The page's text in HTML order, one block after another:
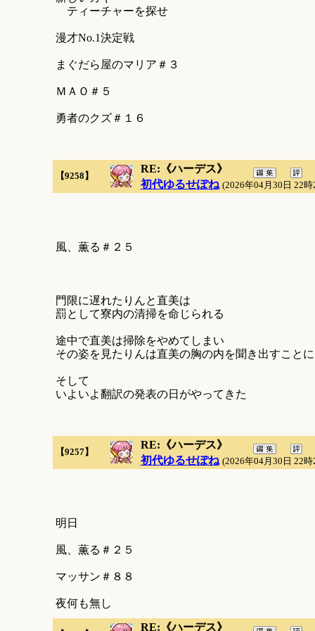
ティーチャーを探せ
漫才No.1決定戦
まぐだら屋のマリア＃３
ＭＡＯ＃５
勇者のクズ＃１６
【9258】
RE:《ハーデス》
初代ゆるせぽね (2026年04月30日 22時
風、薫る＃２５
門限に遅れたりんと直美は
罰として寮内の清掃を命じられる
途中で直美は掃除をやめてしまい
その姿を見たりんは直美の胸の内を聞き出すことに
そして
いよいよ翻訳の発表の日がやってきた
【9257】
RE:《ハーデス》
初代ゆるせぽね (2026年04月30日 22時
明日
風、薫る＃２５
マッサン＃８８
夜何も無し
RE:《ハーデス》